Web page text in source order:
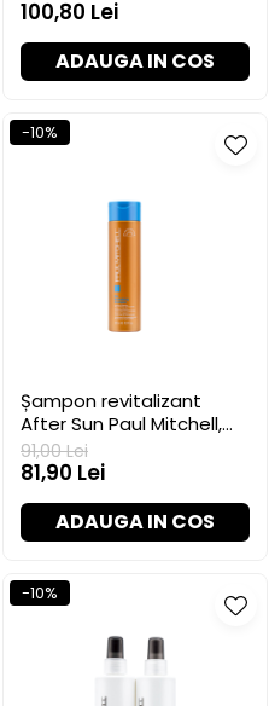
100,80 Lei
ADAUGA IN COS
-10%
Șampon revitalizant
After Sun Paul Mitchell,
300 ml
91,00 Lei
81,90 Lei
ADAUGA IN COS
-10%